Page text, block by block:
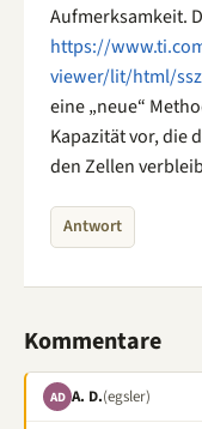
Aufmerksamkeit.
https://
viewer/lit/html/
eine „neue“
Kapazität vor, die
den Zellen
Antwort
Kommentare
AD A. D.(egsler)